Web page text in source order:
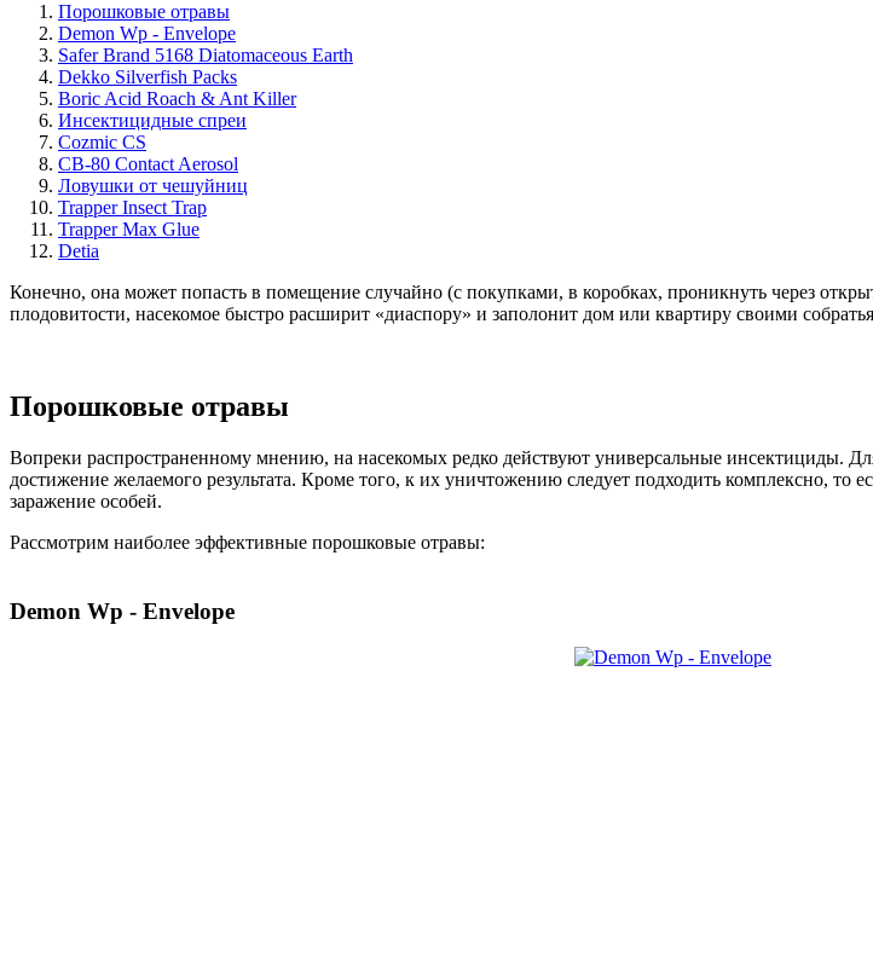
Порошковые отравы
Demon Wp - Envelope
Safer Brand 5168 Diatomaceous Earth
Dekko Silverfish Packs
Boric Acid Roach & Ant Killer
Инсектицидные спреи
Cozmic CS
CB-80 Contact Aerosol
Ловушки от чешуйниц
Trapper Insect Trap
Trapper Max Glue
Detia
Конечно, она может попасть в помещение случайно (с покупками, в коробках, проникнуть через
плодовитости, насекомое быстро расширит «диаспору» и заполонит дом или квартиру своими
Порошковые отравы
Вопреки распространенному мнению, на насекомых редко действуют универсальные инсектициды.
достижение желаемого результата. Кроме того, к их уничтожению следует подходить комплексно,
заражение особей.
Рассмотрим наиболее эффективные порошковые отравы:
Demon Wp - Envelope